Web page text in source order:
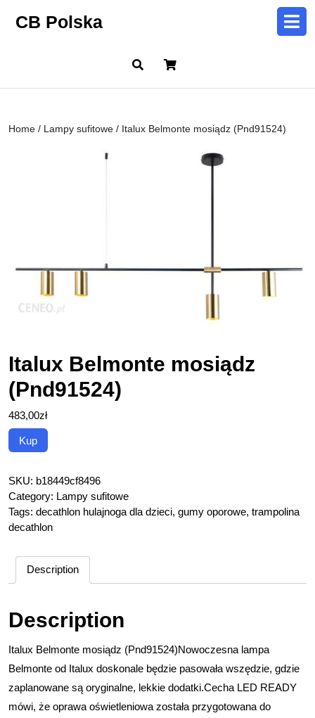
CB Polska
Cart
Home / Lampy sufitowe / Italux Belmonte mosiądz (Pnd91524)
Italux Belmonte mosiądz
(Pnd91524)
483,00zł
Kup
SKU: b18449cf8496
Category: Lampy sufitowe
Tags: decathlon hulajnoga dla dzieci, gumy oporowe, trampolina
decathlon
Description
Description
Italux Belmonte mosiądz (Pnd91524)Nowoczesna lampa
Belmonte od Italux doskonale będzie pasowała wszędzie, gdzie
zaplanowane są oryginalne, lekkie dodatki.Cecha LED READY
mówi, że oprawa oświetleniowa została przygotowana do